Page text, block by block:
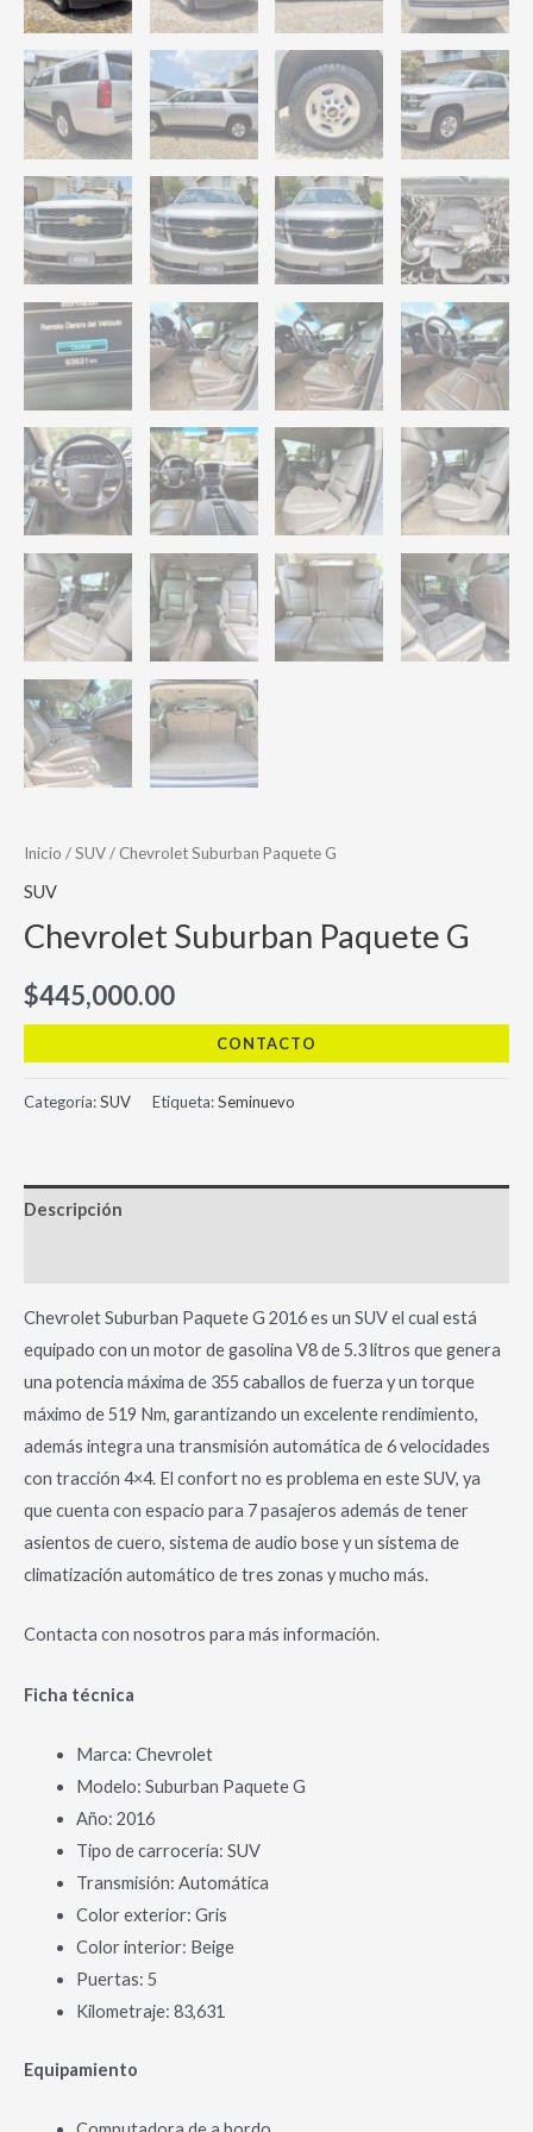
Inicio /SUV/ Chevrolet Suburban Paquete G
SUV
Chevrolet Suburban Paquete G
$445,000.00
CONTACTO
Categoría:SUV Etiqueta:Seminuevo
Descripción
Chevrolet Suburban Paquete G 2016 es un SUV el cual está
equipado con un motor de gasolina V8 de 5.3 litros que genera
una potencia máxima de 355 caballos de fuerza y un torque
máximo de 519 Nm, garantizando un excelente rendimiento,
además integra una transmisión automática de 6 velocidades
con tracción 4×4. El confort no es problema en este SUV, ya
que cuenta con espacio para 7 pasajeros además de tener
asientos de cuero, sistema de audio bose y un sistema de
climatización automático de tres zonas y mucho más.
Contacta con nosotros para más información.
Ficha técnica
Marca: Chevrolet
Modelo: Suburban Paquete G
Año: 2016
Tipo de carrocería: SUV
Transmisión: Automática
Color exterior: Gris
Color interior: Beige
Puertas: 5
Kilometraje: 83,631
Equipamiento